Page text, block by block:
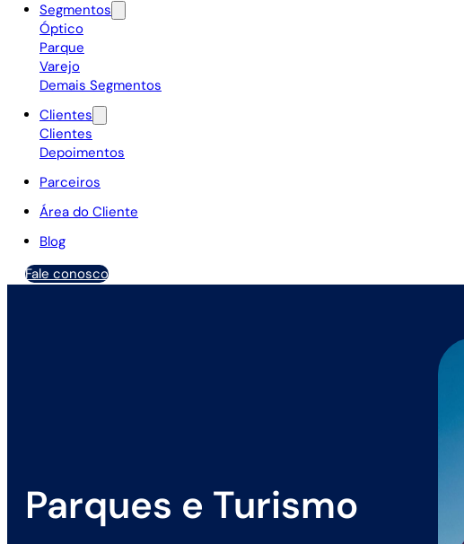
Segmentos
Óptico
Parque
Varejo
Demais Segmentos
Clientes
Clientes
Depoimentos
Parceiros
Área do Cliente
Blog
Fale conosco
Parques e Turismo